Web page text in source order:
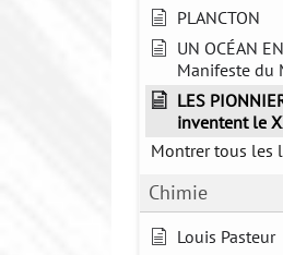
PLANCTON
UN OCÉAN
Manifeste du
LES
inventent le
Montrer tous les
Chimie
Louis Pasteur